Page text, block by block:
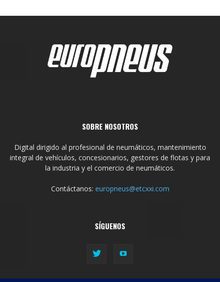
SOBRE NOSOTROS
Digital dirigido al profesional de neumáticos, mantenimiento
integral de vehículos, concesionarios, gestores de flotas y para
la industria y el comercio de neumáticos.
Contáctanos: europneus@etcxxi.com
SÍGUENOS